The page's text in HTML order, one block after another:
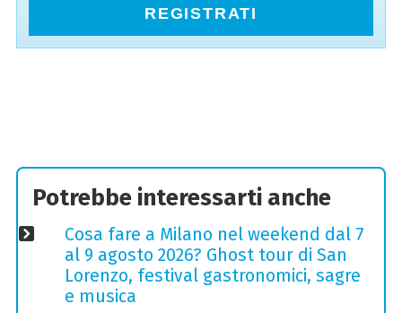
REGISTRATI
Potrebbe interessarti anche
Cosa fare a Milano nel weekend dal 7
al 9 agosto 2026? Ghost tour di San
Lorenzo, festival gastronomici, sagre
e musica